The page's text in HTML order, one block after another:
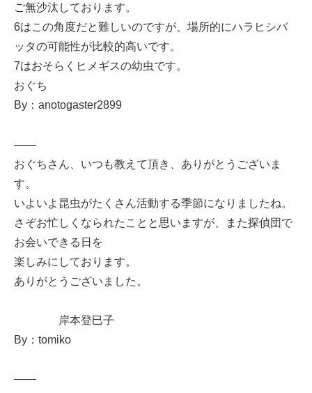
ご無沙汰しております。
6はこの角度だと難しいのですが、場所的にハラヒシバ
ッタの可能性が比較的高いです。
7はおそらくヒメギスの幼虫です。
おぐち
By：anotogaster2899
——
おぐちさん、いつも教えて頂き、ありがとうございま
す。
いよいよ昆虫がたくさん活動する季節になりましたね。
さぞお忙しくなられたことと思いますが、また探偵団で
お会いできる日を
楽しみにしております。
ありがとうございました。
岸本登巳子
By：tomiko
——